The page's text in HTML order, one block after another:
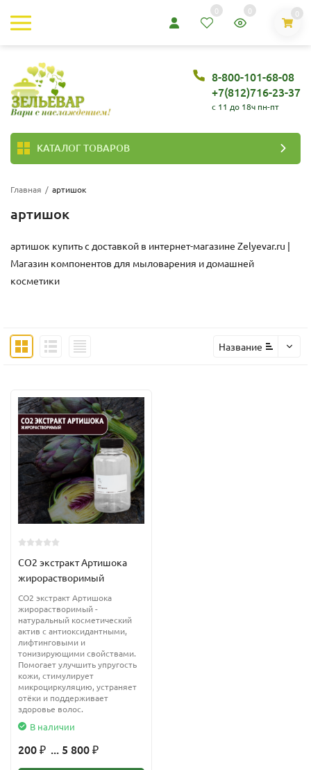
0 0 0
8-800-101-68-08
+7(812)716-23-37
c 11 до 18ч пн-пт
КАТАЛОГ ТОВАРОВ
Главная / артишок
артишок
артишок купить с доставкой в интернет-магазине Zelyevar.ru |
Магазин компонентов для мыловарения и домашней
косметики
Название
CO2 экстракт Артишока
жирорастворимый
CO2 экстракт Артишока
жирорастворимый -
натуральный косметический
актив с антиоксидантными,
лифтинговыми и
тонизирующими свойствами.
Помогает улучшить упругость
кожи, стимулирует
микроциркуляцию, устраняет
отёки и поддерживает
здоровье волос.
В наличии
200 ₽ ... 5 800 ₽